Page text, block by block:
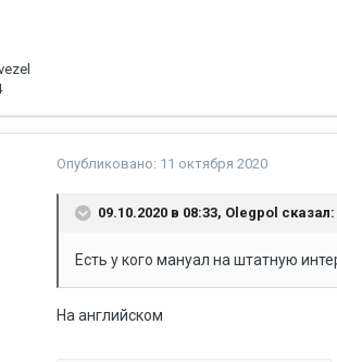
Опубликовано: 11 октября 2020
09.10.2020 в 08:33, Olegpol сказал:
Есть у кого мануал на штатную
На английском